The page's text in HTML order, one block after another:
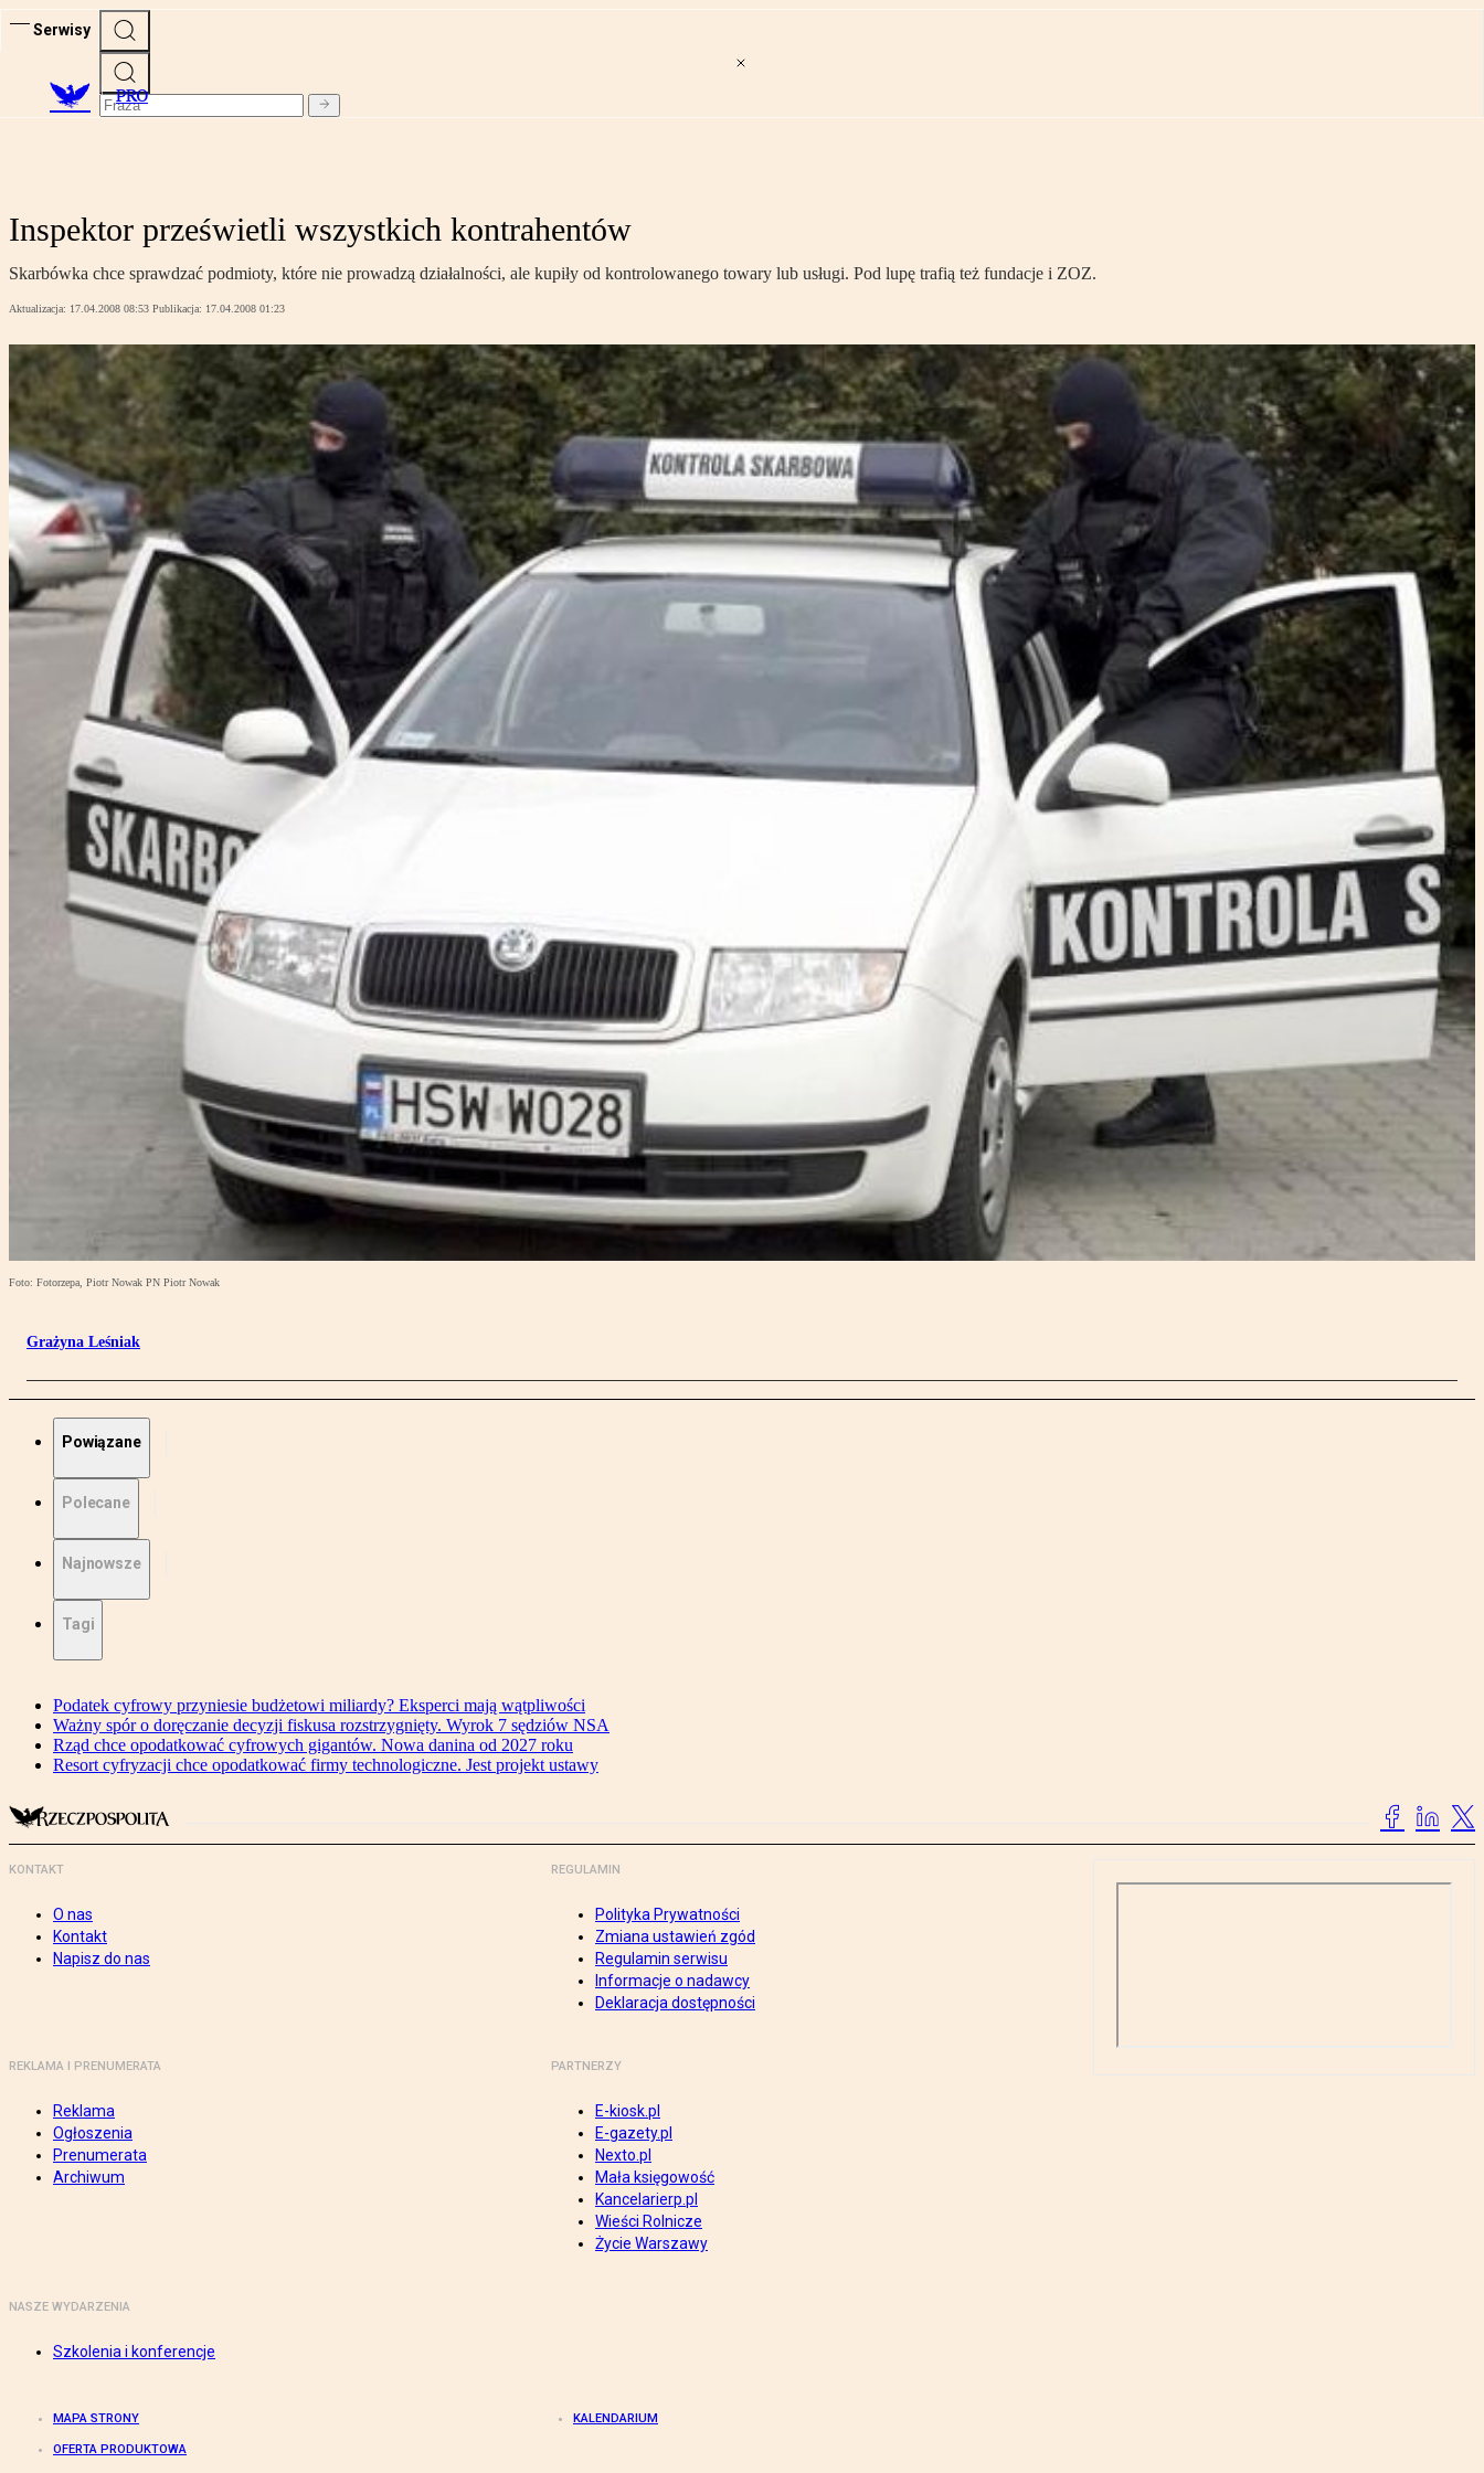
Serwisy
PRO
Inspektor prześwietli wszystkich kontrahentów
Skarbówka chce sprawdzać podmioty, które nie prowadzą działalności, ale kupiły od kontrolowanego towary lub usługi. Pod lupę trafią też fundacje i ZOZ.
Aktualizacja: 17.04.2008 08:53 Publikacja: 17.04.2008 01:23
Foto: Fotorzepa, Piotr Nowak PN Piotr Nowak
Grażyna Leśniak
Powiązane
Polecane
Najnowsze
Tagi
Podatek cyfrowy przyniesie budżetowi miliardy? Eksperci mają wątpliwości
Ważny spór o doręczanie decyzji fiskusa rozstrzygnięty. Wyrok 7 sędziów NSA
Rząd chce opodatkować cyfrowych gigantów. Nowa danina od 2027 roku
Resort cyfryzacji chce opodatkować firmy technologiczne. Jest projekt ustawy
KONTAKT
O nas
Kontakt
Napisz do nas
REGULAMIN
Polityka Prywatności
Zmiana ustawień zgód
Regulamin serwisu
Informacje o nadawcy
Deklaracja dostępności
REKLAMA I PRENUMERATA
Reklama
Ogłoszenia
Prenumerata
Archiwum
PARTNERZY
E-kiosk.pl
E-gazety.pl
Nexto.pl
Mała księgowość
Kancelarierp.pl
Wieści Rolnicze
Życie Warszawy
NASZE WYDARZENIA
Szkolenia i konferencje
MAPA STRONY KALENDARIUM
OFERTA PRODUKTOWA